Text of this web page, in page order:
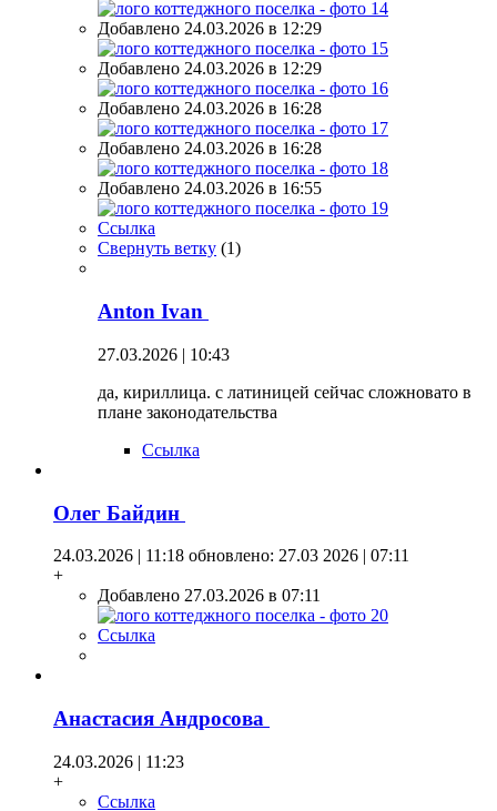
Добавлено 24.03.2026 в 12:29
Добавлено 24.03.2026 в 12:29
Добавлено 24.03.2026 в 16:28
Добавлено 24.03.2026 в 16:28
Добавлено 24.03.2026 в 16:55
Ссылка
Свернуть ветку (1)
Anton Ivan
27.03.2026 | 10:43
да, кириллица. с латиницей сейчас сложновато в
плане законодательства
Ссылка
Олег Байдин
24.03.2026 | 11:18 обновлено: 27.03 2026 | 07:11
+
Добавлено 27.03.2026 в 07:11
Ссылка
Анастасия Андросова
24.03.2026 | 11:23
+
Ссылка